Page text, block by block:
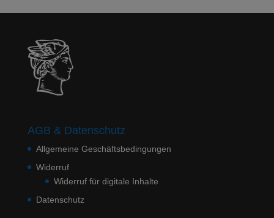
AGB & Datenschutz
Allgemeine Geschäftsbedingungen
Widerruf
Widerruf für digitale Inhalte
Datenschutz